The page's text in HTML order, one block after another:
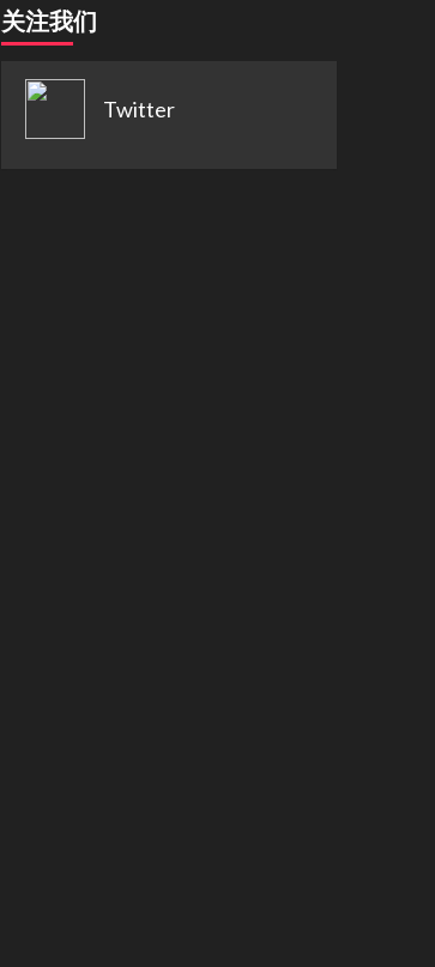
关注我们
Twitter